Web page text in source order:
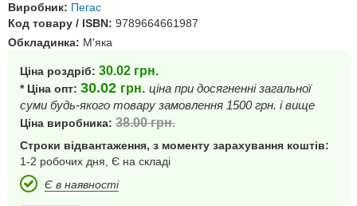
Виробник: Пегас
Код товару / ISBN: 9789664661987
Обкладинка: М'яка
Ціна роздріб: 30.02 грн.
* Ціна опт: 30.02 грн. ціна при досягненні загальної
суми будь-якого товару замовлення 1500 грн. і вище
Ціна виробника: 38.00грн.
Строки відвантаження, з моменту зарахування коштів:
1-2 робочих дня, Є на складі
Є в наявності